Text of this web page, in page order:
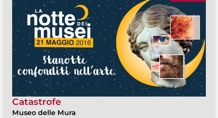
Catastrofe
Museo delle Mura